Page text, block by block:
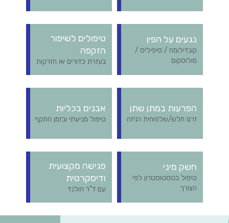
נגעים על הפין
קונדילומה / סיפיליס /
מולוסקום
טיפולים לשיפור
הזקפה
בעזרת כדורים או הזרקות
הפרעות במתן שתן
זרם חלש/שלפוחית רגיזה​
אבנים בכליות
טיפול מניעתי ובזמן התקף
חשק מיני
טיפול בטסטוסטרון לפי
הצורך​
פגישה מקצועית
ודיסקרטית
עם ד"ר הולנד